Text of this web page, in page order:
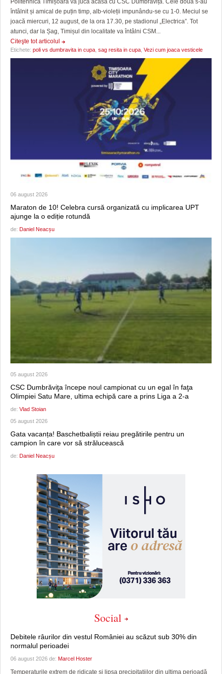
Politehnica Timișoara va juca acasă cu CSC Dumbrăvița. Cele două s-au
întâlnit și amical de puțin timp, alb-violeții impunându-se cu 1-0. Meciul se
joacă miercuri, 12 august, de la ora 17.30, pe stadionul „Electrica”. Tot
atunci, dar la Șag, Timișul din localitate va întâlni CSM...
Citeşte tot articolul
Etichete: poli vs dumbravita in cupa, sag resita in cupa, Vezi cum joaca vesticele
06 august 2026
Maraton de 10! Celebra cursă organizată cu implicarea UPT
ajunge la o ediție rotundă
de: Daniel Neacșu
05 august 2026
CSC Dumbrăviţa începe noul campionat cu un egal în faţa
Olimpiei Satu Mare, ultima echipă care a prins Liga a 2-a
de: Vlad Stoian
05 august 2026
Gata vacanța! Baschetbaliștii reiau pregătirile pentru un
campion în care vor să strălucească
de: Daniel Neacșu
Social
Debitele râurilor din vestul României au scăzut sub 30% din
normalul perioadei
06 august 2026 de: Marcel Hoster
Temperaturile extrem de ridicate și lipsa precipitațiilor din ultima perioadă